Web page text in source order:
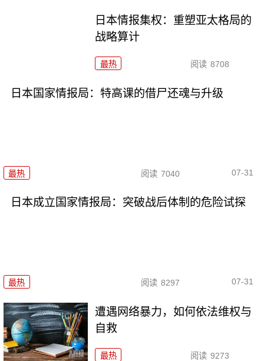
日本情报集权：重塑亚太格局的
战略算计
最热 阅读 8708
日本国家情报局：特高课的借尸还魂与升级
最热 阅读 7040 07-31
日本成立国家情报局：突破战后体制的危险试探
最热 阅读 8297 07-31
遭遇网络暴力，如何依法维权与
自救
最热 阅读 9273